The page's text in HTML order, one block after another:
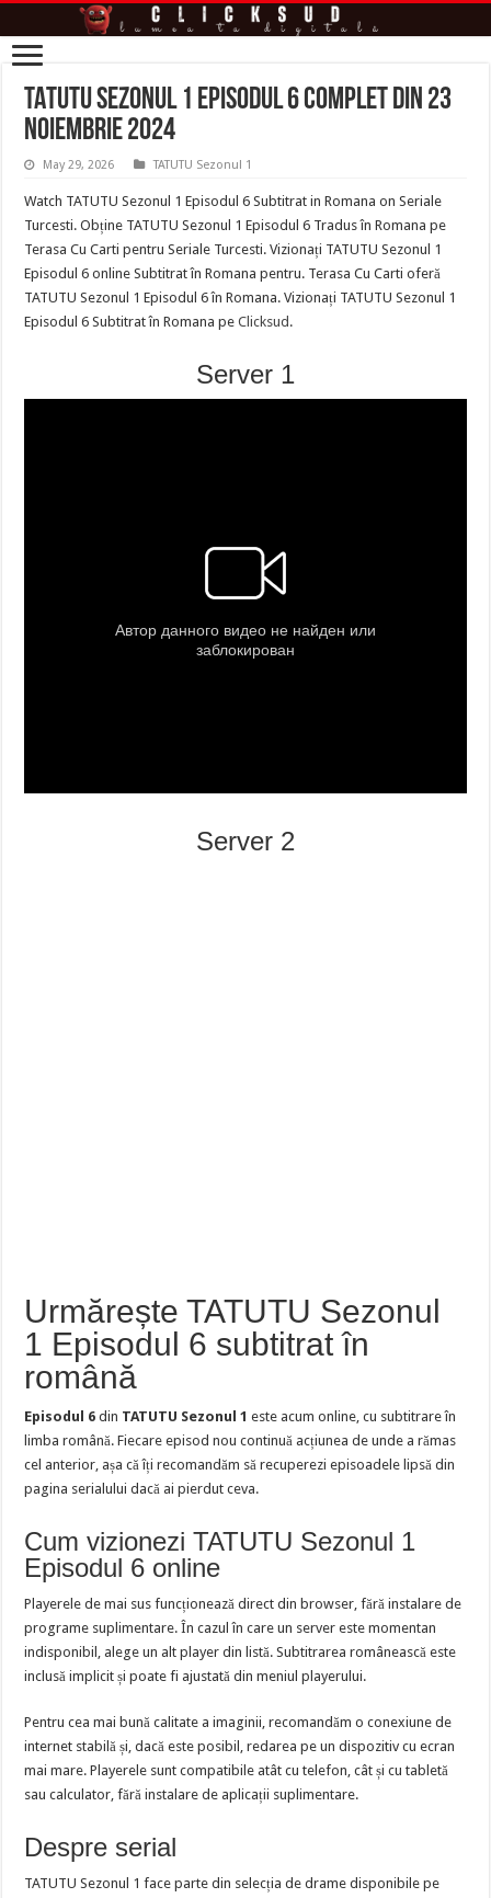
TATUTU Sezonul 1 Episodul 6 Complet din 23
Noiembrie 2024
May 29, 2026 TATUTU Sezonul 1
Watch TATUTU Sezonul 1 Episodul 6 Subtitrat in Romana on Seriale
Turcesti. Obține TATUTU Sezonul 1 Episodul 6 Tradus în Romana pe
Terasa Cu Carti pentru Seriale Turcesti. Vizionați TATUTU Sezonul 1
Episodul 6 online Subtitrat în Romana pentru. Terasa Cu Carti oferă
TATUTU Sezonul 1 Episodul 6 în Romana. Vizionați TATUTU Sezonul 1
Episodul 6 Subtitrat în Romana peClicksud .
Server 1
Server 2
Urmărește TATUTU Sezonul
1 Episodul 6 subtitrat în
română
Episodul 6 din TATUTU Sezonul 1 este acum online, cu subtitrare în
limba română. Fiecare episod nou continuă acțiunea de unde a rămas
cel anterior, așa că îți recomandăm să recuperezi episoadele lipsă din
pagina serialului dacă ai pierdut ceva.
Cum vizionezi TATUTU Sezonul 1
Episodul 6 online
Playerele de mai sus funcționează direct din browser, fără instalare de
programe suplimentare. În cazul în care un server este momentan
indisponibil, alege un alt player din listă. Subtitrarea românească este
inclusă implicit și poate fi ajustată din meniul playerului.
Pentru cea mai bună calitate a imaginii, recomandăm o conexiune de
internet stabilă și, dacă este posibil, redarea pe un dispozitiv cu ecran
mai mare. Playerele sunt compatibile atât cu telefon, cât și cu tabletă
sau calculator, fără instalare de aplicații suplimentare.
Despre serial
TATUTU Sezonul 1 face parte din selecția de drame disponibile pe